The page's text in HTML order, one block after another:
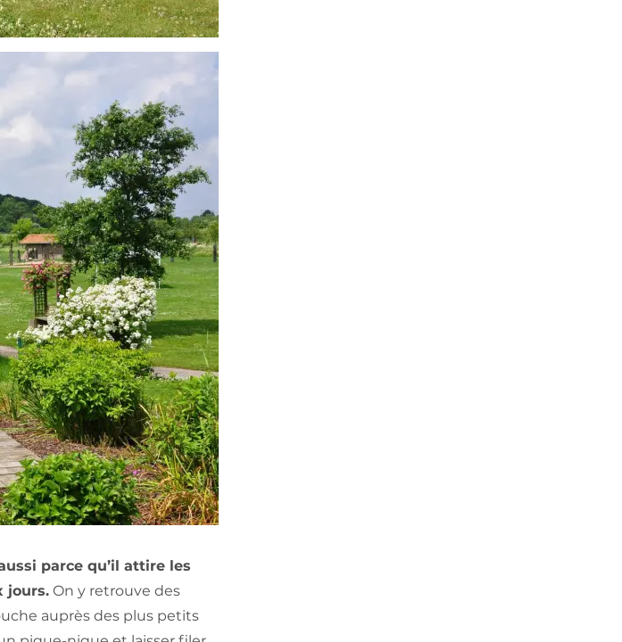
parce qu’il attire les
jours. On y retrouve des
auprès des plus petits